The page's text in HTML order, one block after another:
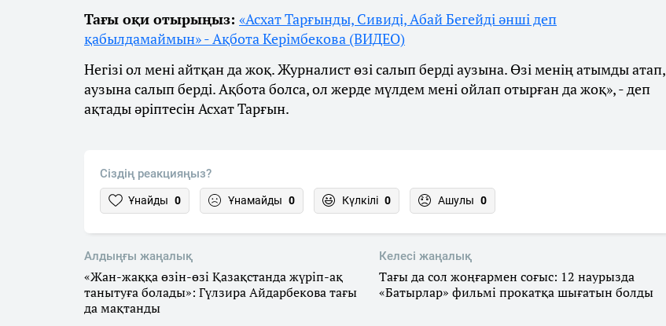
Тағы оқи отырыңыз: «Асхат Тарғынды, Сивиді, Абай Бегейді әнші деп
қабылдамаймын» - Ақбота Керімбекова (ВИДЕО)
Негізі ол мені айтқан да жоқ. Журналист өзі салып берді аузына. Өзі менің атымды атап,
аузына салып берді. Ақбота болса, ол жерде мүлдем мені ойлап отырған да жоқ», - деп
ақтады әріптесін Асхат Тарғын.
Сіздің реакцияңыз?
Ұнайды 0 Ұнамайды 0 Күлкілі 0 Ашулы 0
Алдыңғы жаңалық
«Жан-жаққа өзін-өзі Қазақстанда жүріп-ақ
танытуға болады»: Гүлзира Айдарбекова тағы
да мақтанды
Келесі жаңалық
Тағы да сол жоңғармен соғыс: 12 наурызда
«Батырлар» фильмі прокатқа шығатын болды